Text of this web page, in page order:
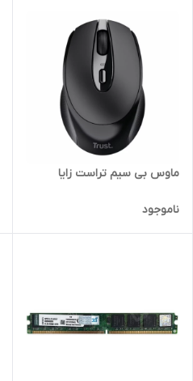
ماوس بی سیم تراست زایا
ناموجود